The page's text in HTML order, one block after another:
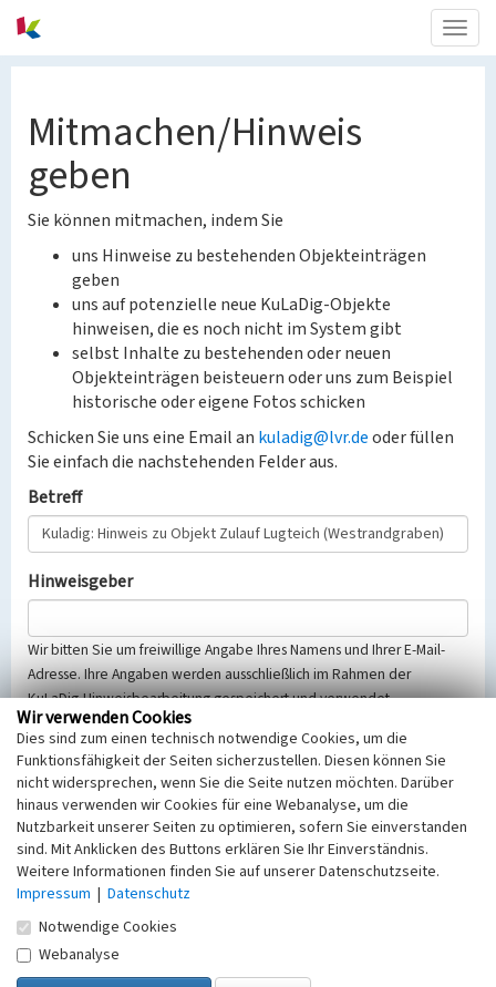
Mitmachen/Hinweis
geben
Sie können mitmachen, indem Sie
uns Hinweise zu bestehenden Objekteinträgen
geben
uns auf potenzielle neue KuLaDig-Objekte
hinweisen, die es noch nicht im System gibt
selbst Inhalte zu bestehenden oder neuen
Objekteinträgen beisteuern oder uns zum Beispiel
historische oder eigene Fotos schicken
Schicken Sie uns eine Email an kuladig@lvr.deoder füllen
Sie einfach die nachstehenden Felder aus.
Betreff
Hinweisgeber
Wir bitten Sie um freiwillige Angabe Ihres Namens und Ihrer E-Mail-
Adresse. Ihre Angaben werden ausschließlich im Rahmen der
KuLaDig-Hinweisbearbeitung gespeichert und verwendet.
Selbstverständlich werden diese entsprechend der Vorschriften des
Telemediengesetzes, des Datenschutzgesetzes NRW und der seit
dem 25.05.2018 gültigen Europäischen Datenschutzgrundverordnung
(EU-DSGVO) vertraulich behandelt, beachten Sie bitte unsere
Hinweise zumDatenschutz
Nachricht
Wir verwenden Cookies
Dies sind zum einen technisch notwendige Cookies, um die
Funktionsfähigkeit der Seiten sicherzustellen. Diesen können Sie
nicht widersprechen, wenn Sie die Seite nutzen möchten. Darüber
hinaus verwenden wir Cookies für eine Webanalyse, um die
Nutzbarkeit unserer Seiten zu optimieren, sofern Sie einverstanden
sind. Mit Anklicken des Buttons erklären Sie Ihr Einverständnis.
Weitere Informationen finden Sie auf unserer Datenschutzseite.
Impressum | Datenschutz
Notwendige Cookies
Webanalyse